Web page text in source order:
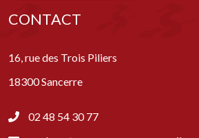
CONTACT
16, rue des Trois Piliers
18300 Sancerre
02 48 54 30 77